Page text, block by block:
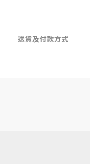
送貨及付款方式